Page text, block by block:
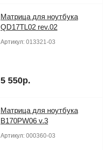
Матрица для ноутбука
QD17TL02 rev.02
Артикул: 013321-03
5 550р.
Матрица для ноутбука
B170PW06 v.3
Артикул: 000360-03